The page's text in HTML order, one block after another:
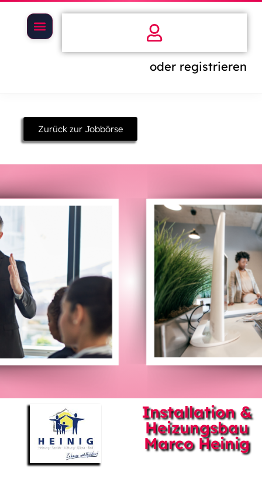
oder registrieren
Zurück zur Jobbörse
Installation &
Heizungsbau
Marco Heinig